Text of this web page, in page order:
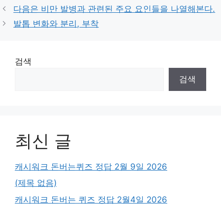
다음은 비만 발병과 관련된 주요 요인들을 나열해본다.
발톱 변화와 분리, 부착
검색
검색
최신 글
캐시워크 돈버는퀴즈 정답 2월 9일 2026
(제목 없음)
캐시워크 돈버는 퀴즈 정답 2월4일 2026